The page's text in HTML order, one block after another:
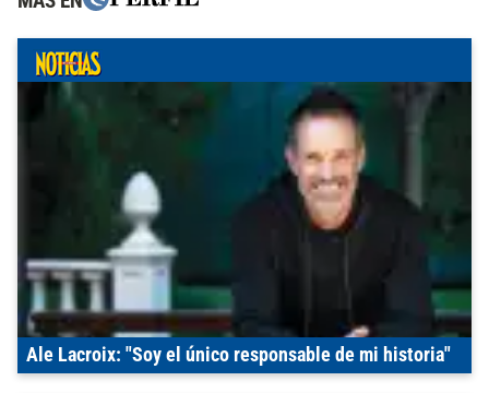
Ale Lacroix: "Soy el único responsable de mi historia"